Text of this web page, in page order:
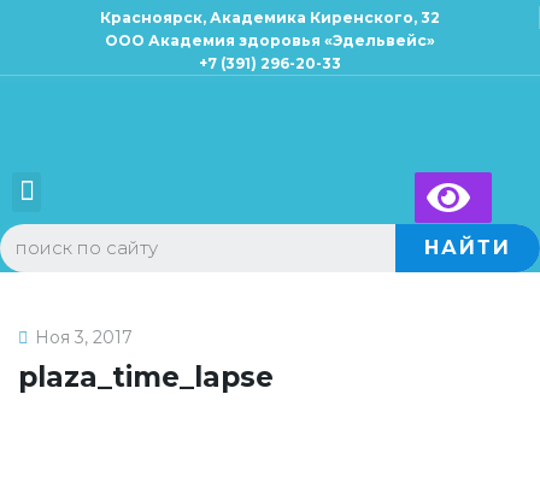
Красноярск, Академика Киренского, 32
ООО Академия здоровья «Эдельвейс»
+7 (391) 296-20-33
НАЙТИ
Ноя 3, 2017
plaza_time_lapse